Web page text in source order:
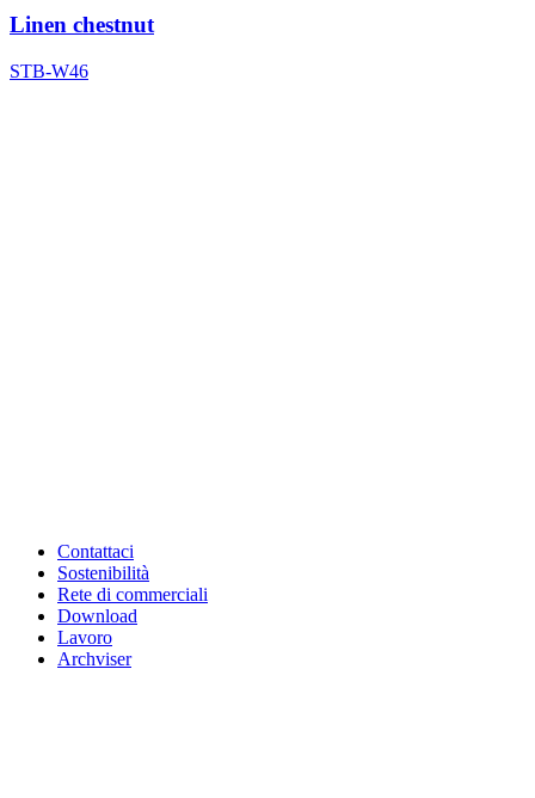
Linen chestnut
STB-W46
Contattaci
Sostenibilità
Rete di commerciali
Download
Lavoro
Archviser